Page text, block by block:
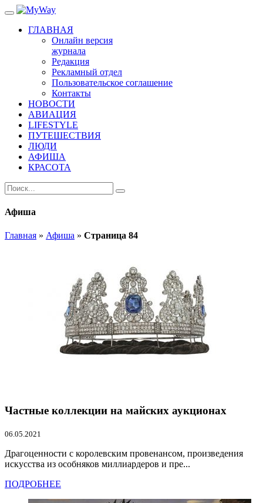
ГЛАВНАЯ
Онлайн версия
журнала
Редакция
Рекламный отдел
Пользовательское соглашение
Контакты
НОВОСТИ
АВИАЦИЯ
LIFESTYLE
ПУТЕШЕСТВИЯ
ЛЮДИ
АФИША
КРАСОТА
Афиша
Главная » Афиша » Страница 84
Частные коллекции на майских аукционах
06.05.2021
Драгоценности с королевским провенансом, произведения
искусства из особняков миллиардеров и пре...
ПОДРОБНЕЕ